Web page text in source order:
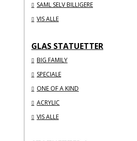
SAML SELV BILLIGERE
VIS ALLE
GLAS STATUETTER
BIG FAMILY
SPECIALE
ONE OF A KIND
ACRYLIC
VIS ALLE